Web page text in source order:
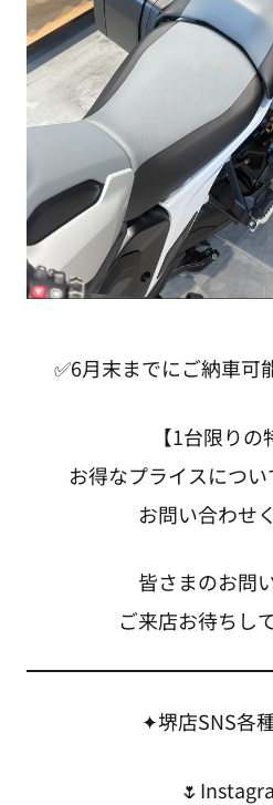
✅6月末までにご納車可
【1台限りの
お得なプライスにつ
お問い合わせ
皆さまのお問
ご来店お待ちし
✦堺店SNS各